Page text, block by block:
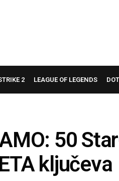
2 LEAGUE OF LEGENDS
50
ključeva